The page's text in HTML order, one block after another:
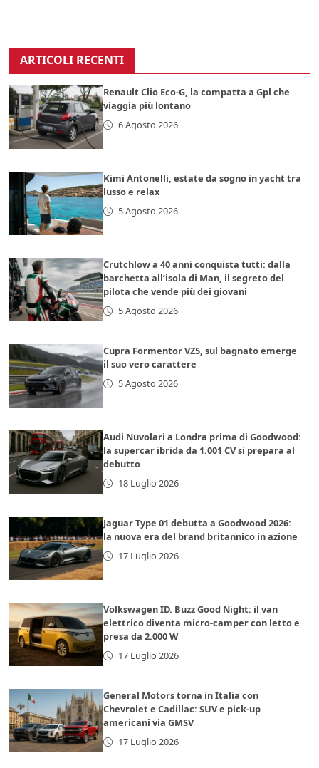
ARTICOLI RECENTI
Renault Clio Eco-G, la compatta a Gpl che
viaggia più lontano
6 Agosto 2026
Kimi Antonelli, estate da sogno in yacht tra
lusso e relax
5 Agosto 2026
Crutchlow a 40 anni conquista tutti: dalla
barchetta all’isola di Man, il segreto del
pilota che vende più dei giovani
5 Agosto 2026
Cupra Formentor VZ5, sul bagnato emerge
il suo vero carattere
5 Agosto 2026
Audi Nuvolari a Londra prima di Goodwood:
la supercar ibrida da 1.001 CV si prepara al
debutto
18 Luglio 2026
Jaguar Type 01 debutta a Goodwood 2026:
la nuova era del brand britannico in azione
17 Luglio 2026
Volkswagen ID. Buzz Good Night: il van
elettrico diventa micro-camper con letto e
presa da 2.000 W
17 Luglio 2026
General Motors torna in Italia con
Chevrolet e Cadillac: SUV e pick-up
americani via GMSV
17 Luglio 2026